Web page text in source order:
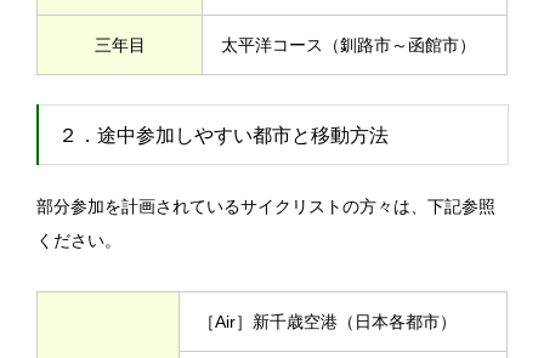
三年目 太平洋コース（釧路市～函館市）
２．途中参加しやすい都市と移動方法
部分参加を計画されているサイクリストの方々は、下記参照
ください。
［Air］新千歳空港（日本各都市）